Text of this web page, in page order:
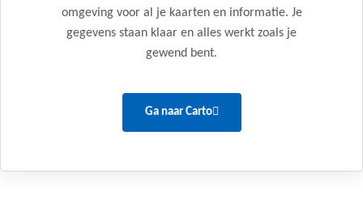
omgeving voor al je kaarten en informatie. Je
gegevens staan klaar en alles werkt zoals je
gewend bent.
Ga naar Carto